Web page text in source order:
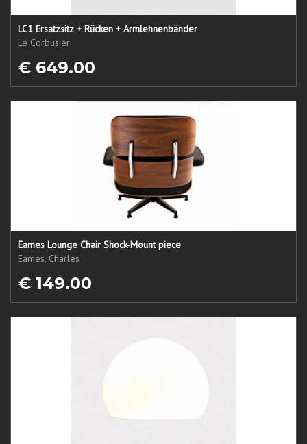
LC1 Ersatzsitz + Rücken + Armlehnenbänder
Le Corbusier
€ 649.00
Eames Lounge Chair Shock-Mount piece
Eames, Charles
€ 149.00